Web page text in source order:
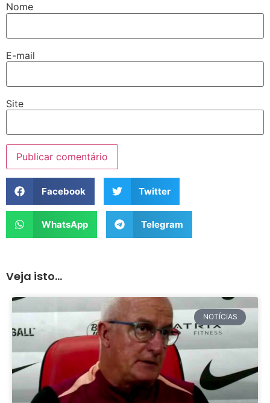
Nome
E-mail
Site
Facebook Twitter
WhatsApp Telegram
Veja isto...
NOTÍCIAS